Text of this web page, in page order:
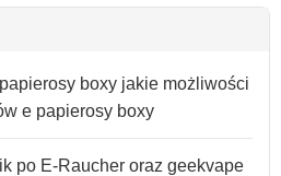
boxy jakie możliwości
e papierosy boxy
po E-Raucher oraz geekvape